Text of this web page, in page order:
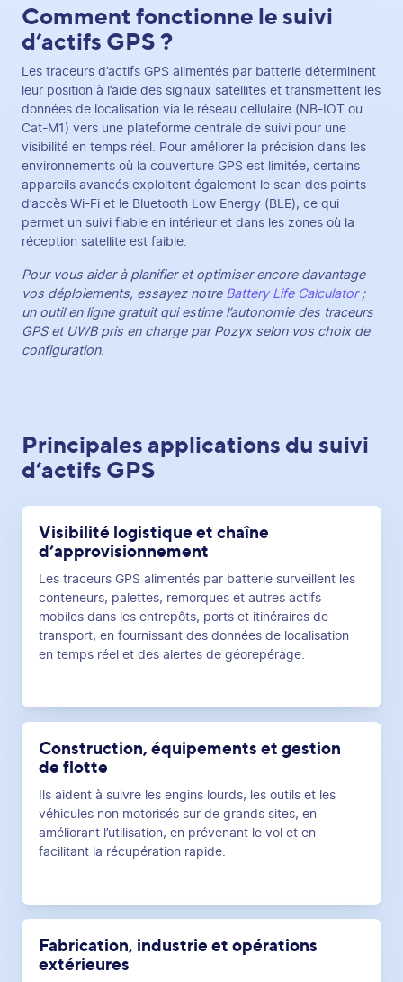
Comment fonctionne le suivi
d’actifs GPS ?
Les traceurs d’actifs GPS alimentés par batterie déterminent
leur position à l’aide des signaux satellites et transmettent les
données de localisation via le réseau cellulaire (NB-IOT ou
Cat-M1) vers une plateforme centrale de suivi pour une
visibilité en temps réel. Pour améliorer la précision dans les
environnements où la couverture GPS est limitée, certains
appareils avancés exploitent également le scan des points
d’accès Wi-Fi et le Bluetooth Low Energy (BLE), ce qui
permet un suivi fiable en intérieur et dans les zones où la
réception satellite est faible.
Pour vous aider à planifier et optimiser encore davantage
vos déploiements, essayez notre Battery Life Calculator;
un outil en ligne gratuit qui estime l’autonomie des traceurs
GPS et UWB pris en charge par Pozyx selon vos choix de
configuration.
Principales applications du suivi
d’actifs GPS
Visibilité logistique et chaîne
d’approvisionnement
Les traceurs GPS alimentés par batterie surveillent les
conteneurs, palettes, remorques et autres actifs
mobiles dans les entrepôts, ports et itinéraires de
transport, en fournissant des données de localisation
en temps réel et des alertes de géorepérage.
Construction, équipements et gestion
de flotte
Ils aident à suivre les engins lourds, les outils et les
véhicules non motorisés sur de grands sites, en
améliorant l’utilisation, en prévenant le vol et en
facilitant la récupération rapide.
Fabrication, industrie et opérations
extérieures